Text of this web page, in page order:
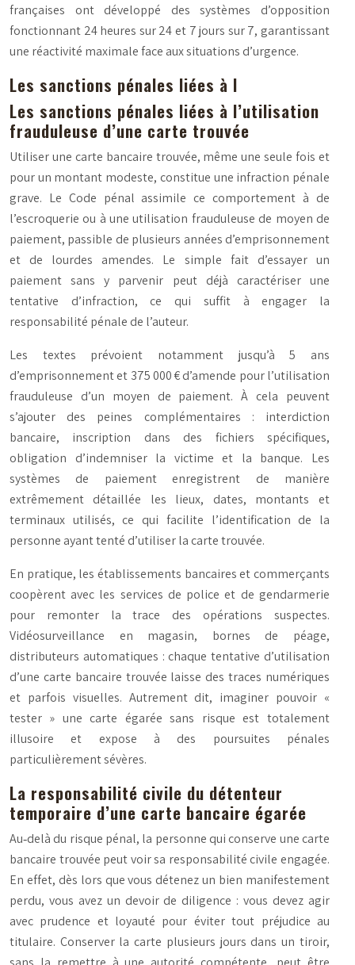
françaises ont développé des systèmes d’opposition
fonctionnant 24 heures sur 24 et 7 jours sur 7, garantissant
une réactivité maximale face aux situations d’urgence.
Les sanctions pénales liées à l
Les sanctions pénales liées à l’utilisation
frauduleuse d’une carte trouvée
Utiliser une carte bancaire trouvée, même une seule fois et
pour un montant modeste, constitue une infraction pénale
grave. Le Code pénal assimile ce comportement à de
l’escroquerie ou à uneutilisation frauduleuse de moyen de
paiement, passible de plusieurs années d’emprisonnement
et de lourdes amendes. Le simple fait d’essayer un
paiement sans y parvenir peut déjà caractériser une
tentative d’infraction, ce qui suffit à engager la
responsabilité pénale de l’auteur.
Les textes prévoient notamment jusqu’à 5 ans
d’emprisonnement et 375 000 € d’amende pour l’utilisation
frauduleuse d’un moyen de paiement. À cela peuvent
s’ajouter des peines complémentaires : interdiction
bancaire, inscription dans des fichiers spécifiques,
obligation d’indemniser la victime et la banque. Les
systèmes de paiement enregistrent de manière
extrêmement détaillée les lieux, dates, montants et
terminaux utilisés, ce qui facilite l’identification de la
personne ayant tenté d’utiliser la carte trouvée.
En pratique, les établissements bancaires et commerçants
coopèrent avec les services de police et de gendarmerie
pour remonter la trace des opérations suspectes.
Vidéosurveillance en magasin, bornes de péage,
distributeurs automatiques : chaque tentative d’utilisation
d’une carte bancaire trouvée laisse des traces numériques
et parfois visuelles. Autrement dit, imaginer pouvoir «
tester » une carte égarée sans risque est totalement
illusoire et expose à des poursuites pénales
particulièrement sévères.
La responsabilité civile du détenteur
temporaire d’une carte bancaire égarée
Au‑delà du risque pénal, la personne qui conserve une carte
bancaire trouvée peut voir sa responsabilité civile engagée.
En effet, dès lors que vous détenez un bien manifestement
perdu, vous avez un devoir de diligence : vous devez agir
avec prudence et loyauté pour éviter tout préjudice au
titulaire. Conserver la carte plusieurs jours dans un tiroir,